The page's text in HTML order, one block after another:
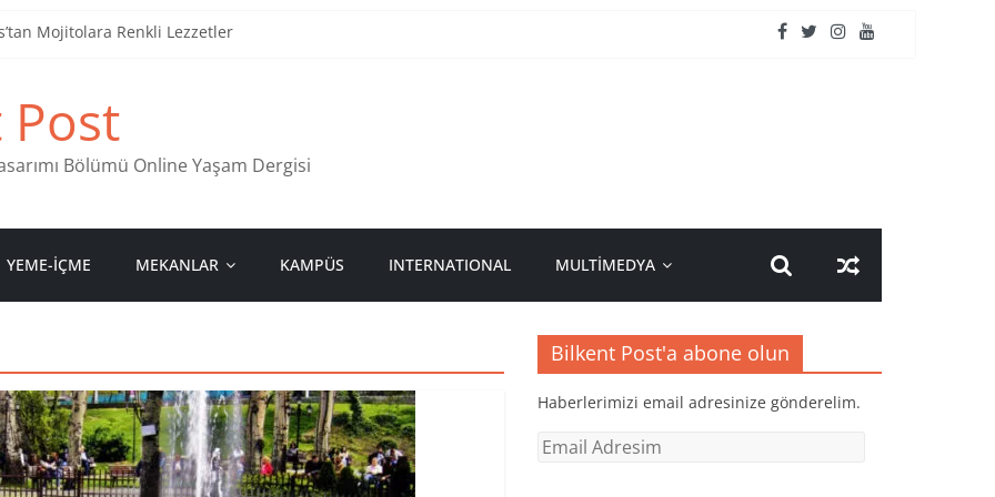
Mojitolara Renkli Lezzetler
Stamps in Ankara
Bölümü Online Yaşam Dergisi
YEME-İÇME MEKANLAR KAMPÜS INTERNATIONAL MULTİMEDYA
Bilkent Post'a abone olun
Haberlerimizi email adresinize gönderelim.
Email